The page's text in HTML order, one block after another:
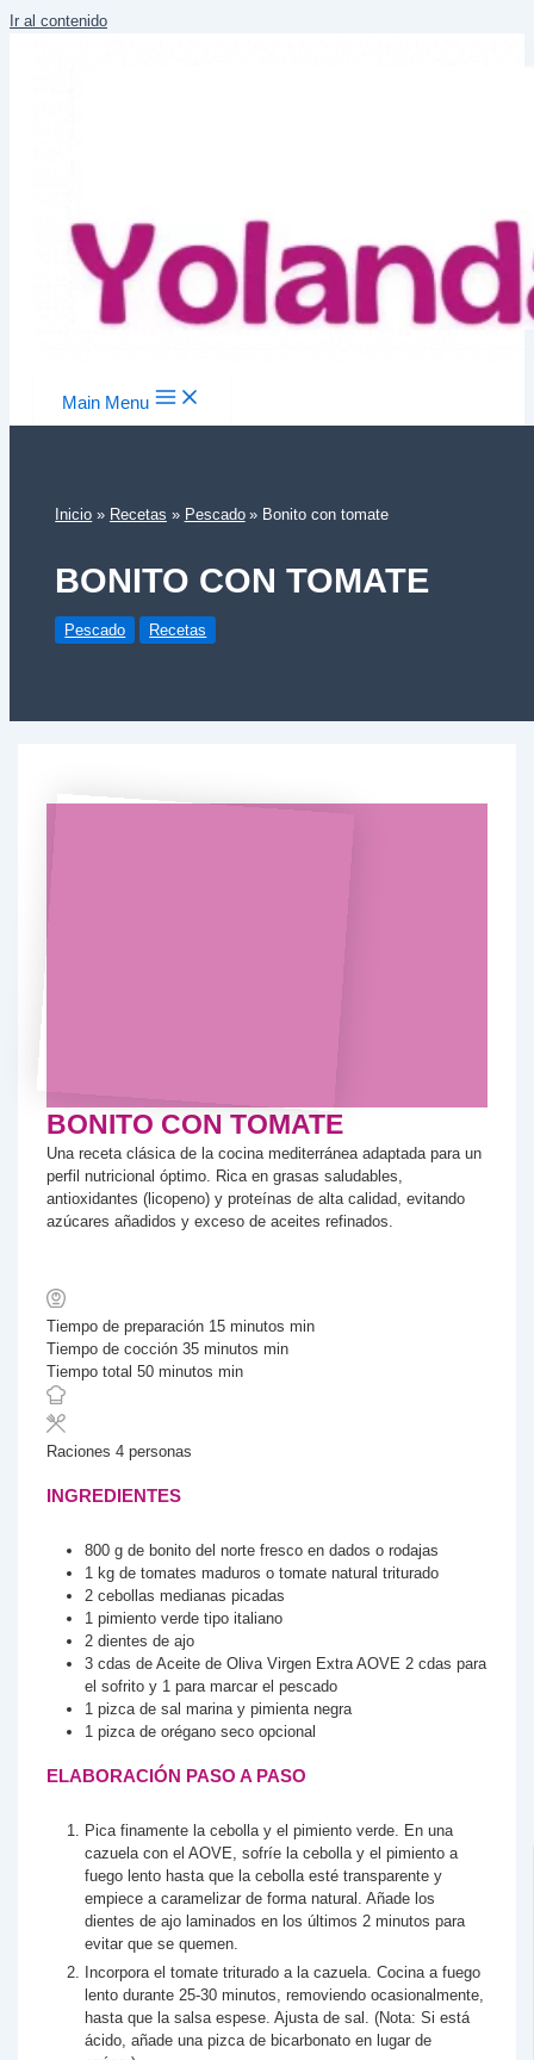
Ir al contenido
Main Menu
Inicio Recetas Pescado Bonito con tomate
BONITO CON TOMATE
Pescado Recetas
BONITO CON TOMATE
Una receta clásica de la cocina mediterránea adaptada para un
perfil nutricional óptimo. Rica en grasas saludables,
antioxidantes (licopeno) y proteínas de alta calidad, evitando
azúcares añadidos y exceso de aceites refinados.
Tiempo de preparación 15minutos min
Tiempo de cocción 35minutos min
Tiempo total 50minutos min
Raciones 4 personas
INGREDIENTES
800 g de bonito del norte fresco en dados o rodajas
1 kg de tomates maduros o tomate natural triturado
2 cebollas medianas picadas
1 pimiento verde tipo italiano
2 dientes de ajo
3 cdas de Aceite de Oliva Virgen Extra AOVE 2 cdas para
el sofrito y 1 para marcar el pescado
1 pizca de sal marina y pimienta negra
1 pizca de orégano seco opcional
ELABORACIÓN PASO A PASO
Pica finamente la cebolla y el pimiento verde. En una
cazuela con el AOVE, sofríe la cebolla y el pimiento a
fuego lento hasta que la cebolla esté transparente y
empiece a caramelizar de forma natural. Añade los
dientes de ajo laminados en los últimos 2 minutos para
evitar que se quemen.
Incorpora el tomate triturado a la cazuela. Cocina a fuego
lento durante 25-30 minutos, removiendo ocasionalmente,
hasta que la salsa espese. Ajusta de sal. (Nota: Si está
ácido, añade una pizca de bicarbonato en lugar de